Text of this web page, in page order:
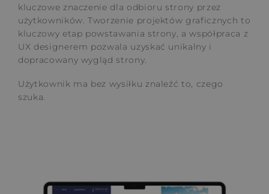
kluczowe znaczenie dla odbioru strony przez
użytkowników. Tworzenie projektów graficznych to
kluczowy etap powstawania strony, a współpraca z
UX designerem pozwala uzyskać unikalny i
dopracowany wygląd strony.
Użytkownik ma bez wysiłku znaleźć to, czego
szuka.